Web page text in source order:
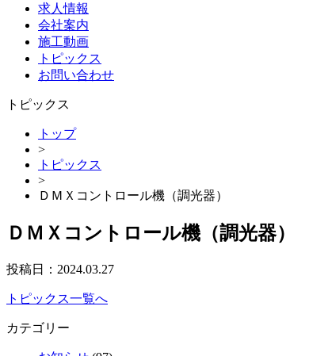
求人情報
会社案内
施工動画
トピックス
お問い合わせ
トピックス
トップ
>
トピックス
>
ＤＭＸコントロール機（調光器）
ＤＭＸコントロール機（調光器）
投稿日： 2024.03.27
トピックス一覧へ
カテゴリー